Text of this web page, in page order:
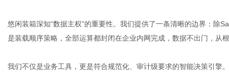
悠闲装箱深知“数据主权”的重要性。我们提供了一条清晰的边界：除
是装载顺序策略，全部运算都封闭在企业内网完成，数据不出门，从
我们不仅是业务工具，更是符合规范化、审计级要求的智能决策引擎